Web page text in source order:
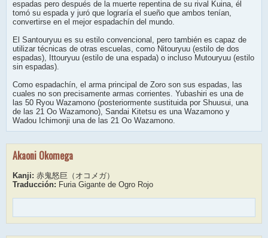
espadas pero después de la muerte repentina de su rival Kuina, él
tomó su espada y juró que lograría el sueño que ambos tenían,
convertirse en el mejor espadachín del mundo.
El Santouryuu es su estilo convencional, pero también es capaz de
utilizar técnicas de otras escuelas, como Nitouryuu (estilo de dos
espadas), Ittouryuu (estilo de una espada) o incluso Mutouryuu (estilo
sin espadas).
Como espadachín, el arma principal de Zoro son sus espadas, las
cuales no son precisamente armas corrientes. Yubashiri es una de
las 50 Ryou Wazamono (posteriormente sustituida por Shuusui, una
de las 21 Oo Wazamono), Sandai Kitetsu es una Wazamono y
Wadou Ichimonji una de las 21 Oo Wazamono.
Akaoni Okomega
Kanji: 赤鬼怒巨（オコメガ）
Traducción: Furia Gigante de Ogro Rojo